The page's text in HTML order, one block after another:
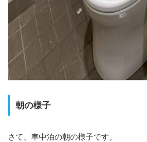
朝の様子
さて、車中泊の朝の様子です。